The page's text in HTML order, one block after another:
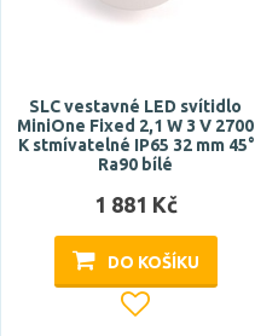
ano
ne
bílá
SLC vestavné LED svítidlo
MiniOne Fixed 2,1 W 3 V 2700
K stmívatelné IP65 32 mm 45°
Ra90 bílé
1 881 Kč
DO KOŠÍKU